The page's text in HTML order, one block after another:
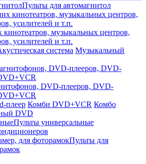
Пульты для автомагнитол
музыкальных центров,
усилителей и т.п.
система Музыкальный
DVD-плееров, DVD-
плеер Комби DVD+VCR Комбо
DVD
Пульты универсальные
Пульты для